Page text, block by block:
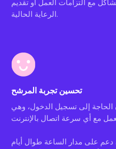
مع التزامات العمل أو تقديم
الرعاية الحالية.
تحسين تجربة المرشح
الحاجة إلى تسجيل الدخول، وهي
على مدار الساعة طوال أيام